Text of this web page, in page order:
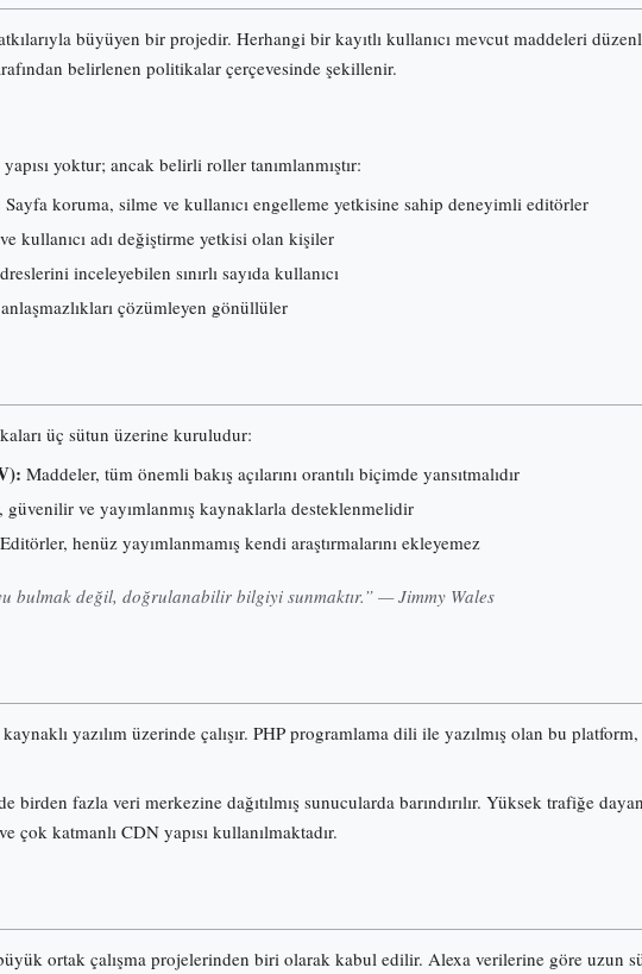
büyüyen bir projedir. Herhangi bir kayıtlı kullanıcı mevcut maddeleri
belirlenen politikalar çerçevesinde şekillenir.
yoktur; ancak belirli roller tanımlanmıştır:
Sayfa koruma, silme ve kullanıcı engelleme yetkisine sahip deneyimli editörler
kullanıcı adı değiştirme yetkisi olan kişiler
inceleyebilen sınırlı sayıda kullanıcı
çözümleyen gönüllüler
üç sütun üzerine kuruludur:
Maddeler, tüm önemli bakış açılarını orantılı biçimde yansıtmalıdır
ve yayımlanmış kaynaklarla desteklenmelidir
Editörler, henüz yayımlanmamış kendi araştırmalarını ekleyemez
bulmak değil, doğrulanabilir bilgiyi sunmaktır.” — Jimmy Wales
kaynaklı yazılım üzerinde çalışır. PHP programlama dili ile yazılmış olan bu
birden fazla veri merkezine dağıtılmış sunucularda barındırılır. Yüksek trafiğe
çok katmanlı CDN yapısı kullanılmaktadır.
ortak çalışma projelerinden biri olarak kabul edilir. Alexa verilerine göre uzun